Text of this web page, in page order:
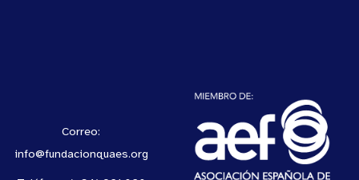
Correo:
info@fundacionquaes.org